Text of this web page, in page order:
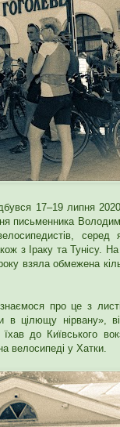
17–19 липня
письменника
серед
з Іраку та Тунісу.
взяла обмежена
про це з
в цілющу нірвану»,
до Київського
велосипеді у Хатки.